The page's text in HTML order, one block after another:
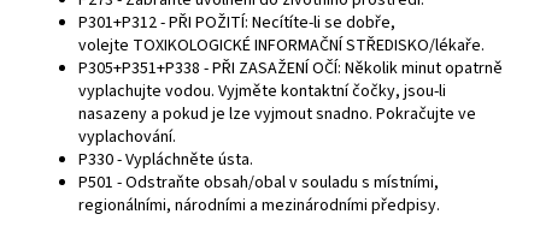
P301+P312 - PŘI POŽITÍ: Necítíte-li se dobře,
volejte TOXIKOLOGICKÉ INFORMAČNÍ STŘEDISKO/lékaře.
P305+P351+P338 - PŘI ZASAŽENÍ OČÍ: Několik minut opatrně
vyplachujte vodou. Vyjměte kontaktní čočky, jsou-li
nasazeny a pokud je lze vyjmout snadno. Pokračujte ve
vyplachování.
P330 - Vypláchněte ústa.
P501 - Odstraňte obsah/obal v souladu s místními,
regionálními, národními a mezinárodními předpisy.